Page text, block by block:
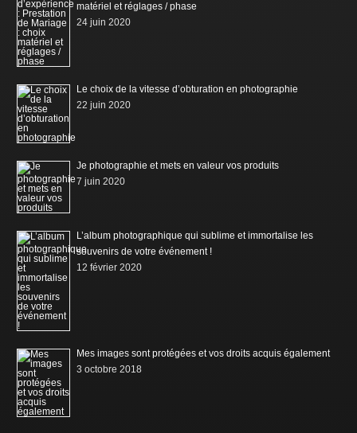
matériel et réglages / phase
24 juin 2020
Le choix de la vitesse d’obturation en photographie
22 juin 2020
Je photographie et mets en valeur vos produits
7 juin 2020
L’album photographique qui sublime et immortalise les
souvenirs de votre événement !
12 février 2020
Mes images sont protégées et vos droits acquis également
3 octobre 2018